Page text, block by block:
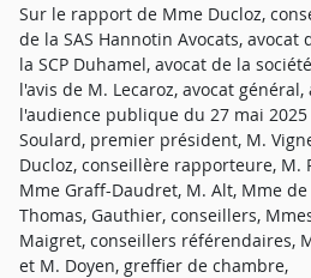
Sur le rapport de Mme Ducloz,
de la SAS Hannotin Avocats,
la SCP Duhamel, avocat de la
l'avis de M. Lecaroz, avocat
l'audience publique du 27 mai
Soulard, premier président, M.
Ducloz, conseillère rapporteure, M.
Mme Graff-Daudret, M. Alt, Mme de
Thomas, Gauthier, conseillers,
Maigret, conseillers référendaires,
et M. Doyen, greffier de chambre,